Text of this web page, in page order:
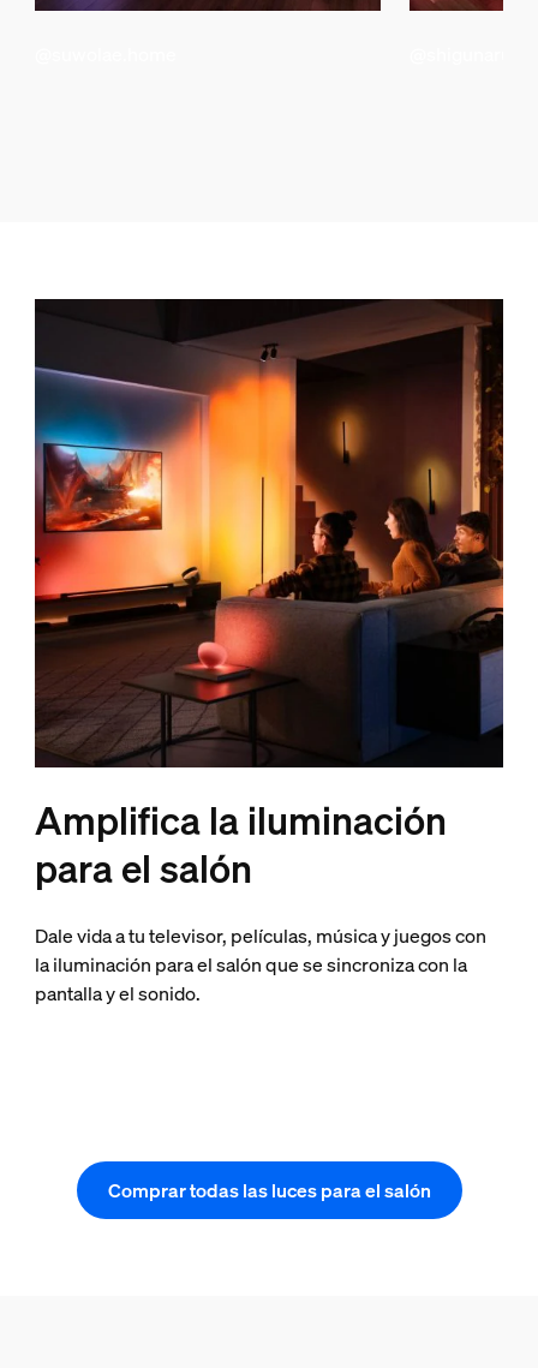
Amplifica la iluminación
para el salón
Dale vida a tu televisor, películas, música y juegos con
la iluminación para el salón que se sincroniza con la
pantalla y el sonido.
Comprar todas las luces para el salón